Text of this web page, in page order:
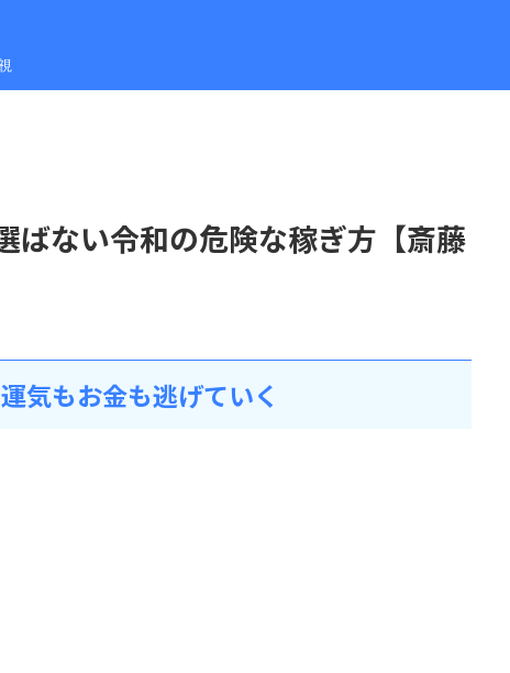
ばない令和の危険な稼ぎ方【斎藤
気もお金も逃げていく